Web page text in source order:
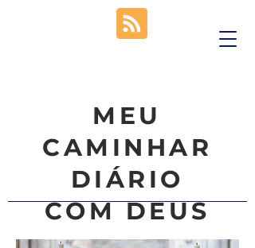
MEU
CAMINHAR
DIÁRIO
COM DEUS